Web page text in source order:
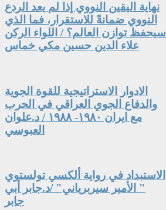
نهاية اليقين النووي إذا لم يعد الردع
النووي ضمانةً للاستقرار، فما الذي
سيحفظ توازن العالم؟ / اللواء الركن
علاء الدين حسين مكي خماس
الادوار الاستراتيجية للقوة الجوية
والدفاع الجوي العراقي في الحرب
مع ايران ١٩٨٠- ١٩٨٨ / د.علوان
العبوسي
الاستبداد في رواية ألكسي تولستوي
" الأمير سيربرياني" /د.جابر أبي
جابر